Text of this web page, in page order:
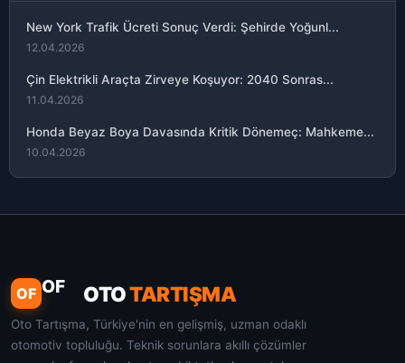
New York Trafik Ücreti Sonuç Verdi: Şehirde Yoğunl...
12.04.2026
Çin Elektrikli Araçta Zirveye Koşuyor: 2040 Sonras...
11.04.2026
Honda Beyaz Boya Davasında Kritik Dönemeç: Mahkeme...
10.04.2026
OF OF OTOTARTIŞMA
Oto Tartışma, Türkiye'nin en gelişmiş, uzman odaklı
otomotiv topluluğu. Teknik sorunlara akıllı çözümler